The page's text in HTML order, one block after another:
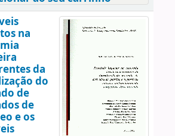
na
da
do
de
de
e os